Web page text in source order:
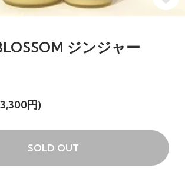
ジンジャー
円)
SOLD OUT